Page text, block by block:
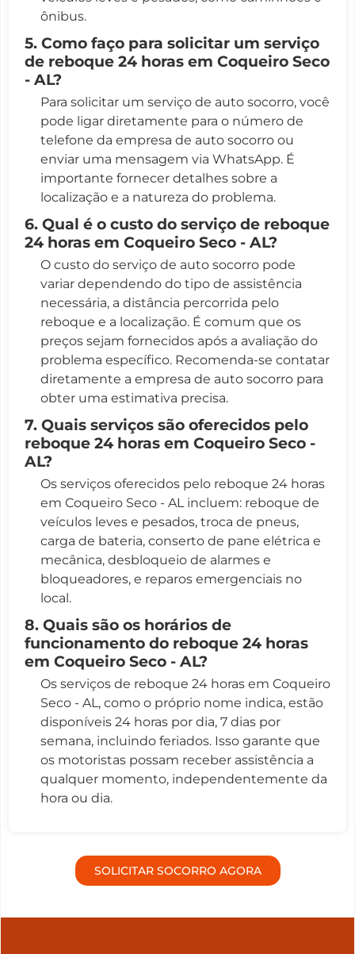
ônibus.
5. Como faço para solicitar um serviço
de reboque 24 horas em Coqueiro Seco
- AL?
Para solicitar um serviço de auto socorro, você
pode ligar diretamente para o número de
telefone da empresa de auto socorro ou
enviar uma mensagem via WhatsApp. É
importante fornecer detalhes sobre a
localização e a natureza do problema.
6. Qual é o custo do serviço de reboque
24 horas em Coqueiro Seco - AL?
O custo do serviço de auto socorro pode
variar dependendo do tipo de assistência
necessária, a distância percorrida pelo
reboque e a localização. É comum que os
preços sejam fornecidos após a avaliação do
problema específico. Recomenda-se contatar
diretamente a empresa de auto socorro para
obter uma estimativa precisa.
7. Quais serviços são oferecidos pelo
reboque 24 horas em Coqueiro Seco -
AL?
Os serviços oferecidos pelo reboque 24 horas
em Coqueiro Seco - AL incluem: reboque de
veículos leves e pesados, troca de pneus,
carga de bateria, conserto de pane elétrica e
mecânica, desbloqueio de alarmes e
bloqueadores, e reparos emergenciais no
local.
8. Quais são os horários de
funcionamento do reboque 24 horas
em Coqueiro Seco - AL?
Os serviços de reboque 24 horas em Coqueiro
Seco - AL, como o próprio nome indica, estão
disponíveis 24 horas por dia, 7 dias por
semana, incluindo feriados. Isso garante que
os motoristas possam receber assistência a
qualquer momento, independentemente da
hora ou dia.
SOLICITAR SOCORRO AGORA